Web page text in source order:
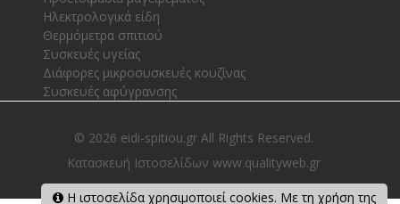
Ηλεκτρολογικά είδη
Θερμόμετρα σπιτιού
Συσκευές υγείας
Διάφορες μικροσυσκευές κουζίνας
Συσκευές αφύγρανσης
© 2026 eidi-spitiou.gr All Rights Reserved.
Κατασκευή Ιστοσελίδων www.qualityweb.gr
Η ιστοσελίδα χρησιμοποιεί cookies. Με τη χρήση της